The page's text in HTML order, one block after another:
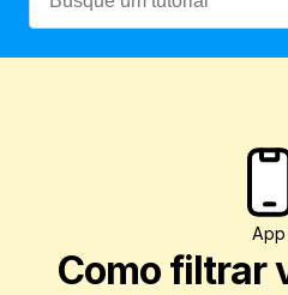
App
Como filtrar